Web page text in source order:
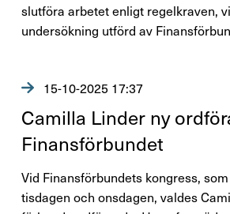
slutföra arbetet enligt regelkraven,
undersökning utförd av
15-10-2025 17:37
Camilla Linder ny
Finans­för­bundet
Vid Finansförbundets kongress,
tisdagen och onsdagen, valdes